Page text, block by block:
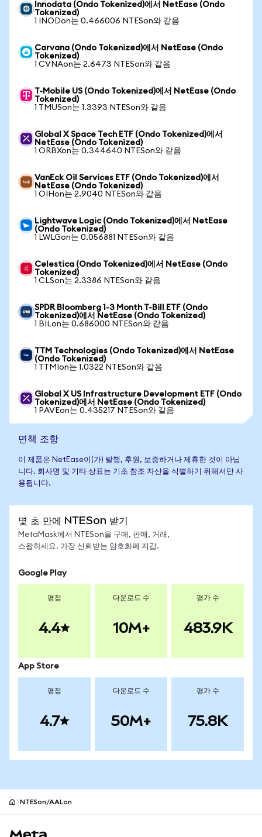
Innodata (Ondo Tokenized)에서 NetEase (Ondo
Tokenized)
1 INODon는 0.466006 NTESon와 같음
Carvana (Ondo Tokenized)에서 NetEase (Ondo
Tokenized)
1 CVNAon는 2.6473 NTESon와 같음
T-Mobile US (Ondo Tokenized)에서 NetEase (Ondo
Tokenized)
1 TMUSon는 1.3393 NTESon와 같음
Global X Space Tech ETF (Ondo Tokenized)에서
NetEase (Ondo Tokenized)
1 ORBXon는 0.344640 NTESon와 같음
VanEck Oil Services ETF (Ondo Tokenized)에서
NetEase (Ondo Tokenized)
1 OIHon는 2.9040 NTESon와 같음
Lightwave Logic (Ondo Tokenized)에서 NetEase
(Ondo Tokenized)
1 LWLGon는 0.056881 NTESon와 같음
Celestica (Ondo Tokenized)에서 NetEase (Ondo
Tokenized)
1 CLSon는 2.3386 NTESon와 같음
SPDR Bloomberg 1-3 Month T-Bill ETF (Ondo
Tokenized)에서 NetEase (Ondo Tokenized)
1 BILon는 0.686000 NTESon와 같음
TTM Technologies (Ondo Tokenized)에서 NetEase
(Ondo Tokenized)
1 TTMIon는 1.0322 NTESon와 같음
Global X US Infrastructure Development ETF (Ondo
Tokenized)에서 NetEase (Ondo Tokenized)
1 PAVEon는 0.435217 NTESon와 같음
면책 조항
이 제품은 NetEase이(가) 발행, 후원, 보증하거나 제휴한 것이 아닙
니다. 회사명 및 기타 상표는 기초 참조 자산을 식별하기 위해서만 사
용됩니다.
몇 초 만에 NTESon 받기
MetaMask에서 NTESon을 구매, 판매, 거래,
스왑하세요. 가장 신뢰받는 암호화폐 지갑.
Google Play
평점
4.4
다운로드 수
10M+
평가 수
483.9K
App Store
평점
4.7
다운로드 수
50M+
평가 수
75.8K
NTESon/AALon